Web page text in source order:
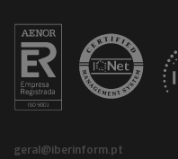
geral@iberinform.pt